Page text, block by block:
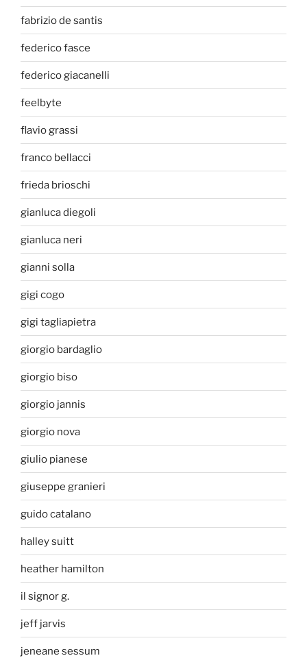
fabrizio de santis
federico fasce
federico giacanelli
feelbyte
flavio grassi
franco bellacci
frieda brioschi
gianluca diegoli
gianluca neri
gianni solla
gigi cogo
gigi tagliapietra
giorgio bardaglio
giorgio biso
giorgio jannis
giorgio nova
giulio pianese
giuseppe granieri
guido catalano
halley suitt
heather hamilton
il signor g.
jeff jarvis
jeneane sessum